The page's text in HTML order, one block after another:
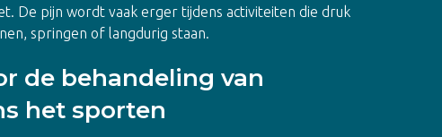
De pijn wordt vaak erger tijdens activiteiten die druk
springen of langdurig staan.
de behandeling van
het sporten